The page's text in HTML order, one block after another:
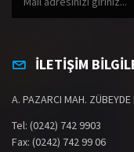
İLETİŞİM
A. PAZARCI MAH.
Tel: (0242) 742 9903
Fax: (0242) 742 99 06